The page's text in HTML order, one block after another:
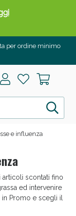
per ordine minimo
e influenza
scontati fino
ed intervenire
Promo e scegli il
spray
al 55% validi
extra fino al